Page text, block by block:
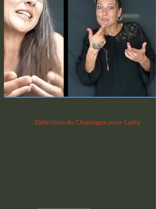
Définition du Chansigne pour Laëty